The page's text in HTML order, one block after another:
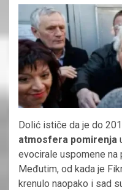
Dolić ističe da je do
atmosfera pomirenja
evocirale uspomene na
Međutim, od kada je
krenulo naopako i sad